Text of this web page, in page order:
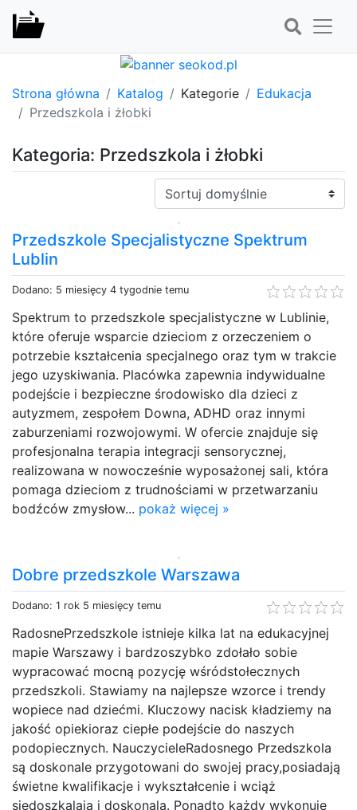
Strona główna Katalog Kategorie
Edukacja
Przedszkola i żłobki
Kategoria: Przedszkola i żłobki
Sortuj:
Przedszkole Specjalistyczne Spektrum
Lublin
Dodano: 5 miesięcy 4 tygodnie temu
Spektrum to przedszkole specjalistyczne w Lublinie,
które oferuje wsparcie dzieciom z orzeczeniem o
potrzebie kształcenia specjalnego oraz tym w trakcie
jego uzyskiwania. Placówka zapewnia indywidualne
podejście i bezpieczne środowisko dla dzieci z
autyzmem, zespołem Downa, ADHD oraz innymi
zaburzeniami rozwojowymi. W ofercie znajduje się
profesjonalna terapia integracji sensorycznej,
realizowana w nowocześnie wyposażonej sali, która
pomaga dzieciom z trudnościami w przetwarzaniu
bodźców zmysłow... pokaż więcej »
Dobre przedszkole Warszawa
Dodano: 1 rok 5 miesięcy temu
RadosnePrzedszkole istnieje kilka lat na edukacyjnej
mapie Warszawy i bardzoszybko zdołało sobie
wypracować mocną pozycję wśródstołecznych
przedszkoli. Stawiamy na najlepsze wzorce i trendy
wopiece nad dziećmi. Kluczowy nacisk kładziemy na
jakość opiekioraz ciepłe podejście do naszych
podopiecznych. NauczycieleRadosnego Przedszkola
są doskonale przygotowani do swojej pracy,posiadają
świetne kwalifikacje i wykształcenie i wciąż
siędoszkalają i doskonalą. Ponadto każdy wykonuje